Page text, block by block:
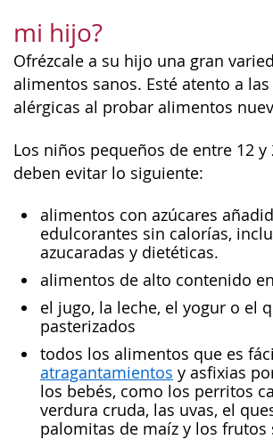
mi hijo?
Ofrézcale a su hijo una gran
alimentos sanos. Esté atento a
alérgicas al probar alimentos
Los niños pequeños de entre 12 y
deben evitar lo siguiente:
alimentos con azúcares
edulcorantes sin calorías,
azucaradas y dietéticas.
alimentos de alto contenido
el jugo, la leche, el yogur o el
pasterizados
todos los alimentos que es
atragantamientos y asfixias
los bebés, como los perritos
verdura cruda, las uvas, el
palomitas de maíz y los frutos